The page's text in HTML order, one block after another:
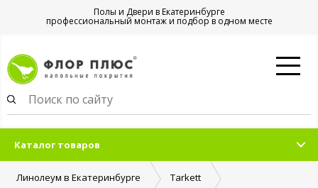
Полы и Двери в Екатеринбурге
профессиональный монтаж и подбор в одном месте
Каталог товаров
Линолеум в Екатеринбурге Tarkett